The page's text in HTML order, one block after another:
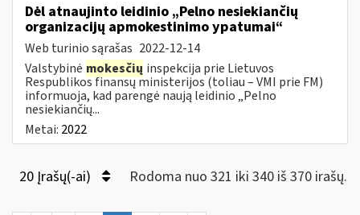
Dėl atnaujinto leidinio „Pelno nesiekiančių
organizacijų apmokestinimo ypatumai“
Web turinio sąrašas 2022-12-14
Valstybinė mokesčių inspekcija prie Lietuvos
Respublikos finansų ministerijos (toliau – VMI prie FM)
informuoja, kad parengė naują leidinio „Pelno
nesiekiančių...
Metai: 2022
20 Įrašų(-ai) Rodoma nuo 321 iki 340 iš 370 irašų.